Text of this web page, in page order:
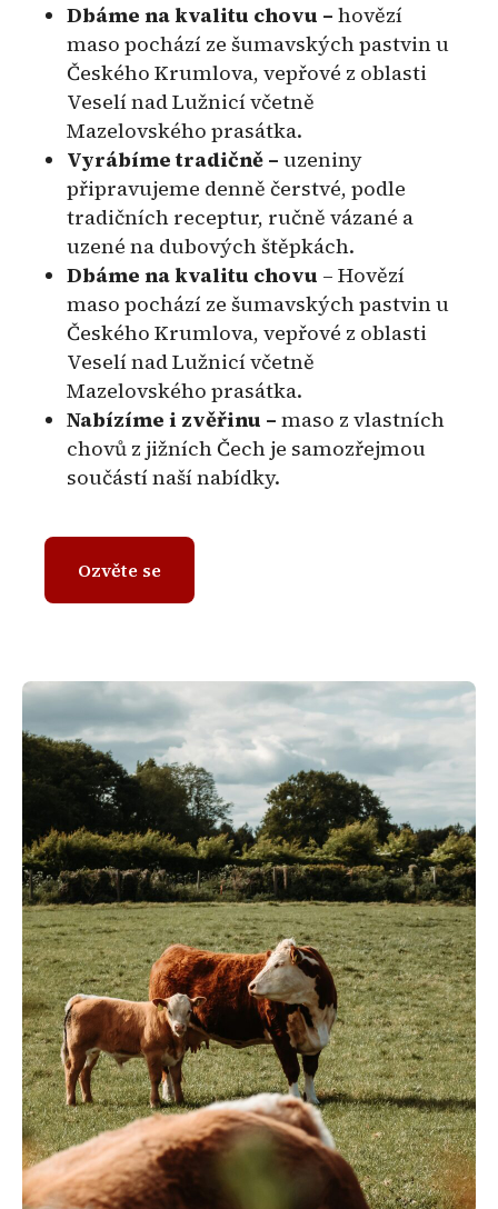
Dbáme na kvalitu chovu – hovězí
maso pochází ze šumavských pastvin u
Českého Krumlova, vepřové z oblasti
Veselí nad Lužnicí včetně
Mazelovského prasátka.
Vyrábíme tradičně – uzeniny
připravujeme denně čerstvé, podle
tradičních receptur, ručně vázané a
uzené na dubových štěpkách.
Dbáme na kvalitu chovu – Hovězí
maso pochází ze šumavských pastvin u
Českého Krumlova, vepřové z oblasti
Veselí nad Lužnicí včetně
Mazelovského prasátka.
Nabízíme i zvěřinu – maso z vlastních
chovů z jižních Čech je samozřejmou
součástí naší nabídky.
Ozvěte se